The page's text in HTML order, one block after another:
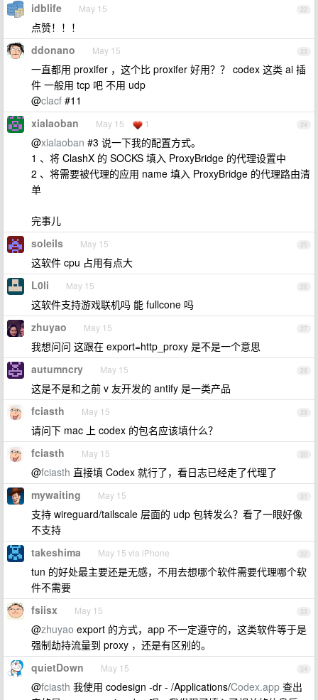
22
idblife May 15
点赞！！！
23
ddonano May 15
一直都用 proxifer ，这个比 proxifer 好用？？ codex 这类 ai 插
件 一般用 tcp 吧 不用 udp
@clacf #11
24
xialaoban May 15 1
@xialaoban #3 说一下我的配置方式。
1 、将 ClashX 的 SOCKS 填入 ProxyBridge 的代理设置中
2 、将需要被代理的应用 name 填入 ProxyBridge 的代理路由清
单
完事儿
25
soleils May 15
这软件 cpu 占用有点大
26
L0li May 15
这软件支持游戏联机吗 能 fullcone 吗
27
zhuyao May 15
我想问问 这跟在 export=http_proxy 是不是一个意思
28
autumncry May 15
这是不是和之前 v 友开发的 antify 是一类产品
29
fciasth May 15
请问下 mac 上 codex 的包名应该填什么？
30
fciasth May 15
@fciasth 直接填 Codex 就行了，看日志已经走了代理了
31
mywaiting May 15
支持 wireguard/tailscale 层面的 udp 包转发么？看了一眼好像
不支持
32
takeshima May 15 via iPhone
tun 的好处最主要还是无感，不用去想哪个软件需要代理哪个软
件不需要
33
fsiisx May 15
@zhuyao export 的方式，app 不一定遵守的，这类软件等于是
强制劫持流量到 proxy ，还是有区别的。
34
quietDown May 15
@fciasth 我使用 codesign -dr - /Applications/Codex.app 查出